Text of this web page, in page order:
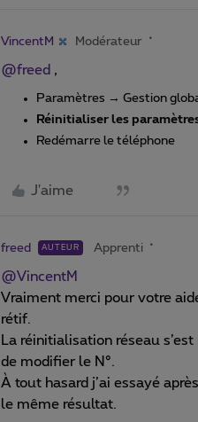
VincentM Modérateur
@freed ,
Paramètres → Gestion
Réinitialiser les
Redémarre le téléphone
J'aime
freed AUTEUR Apprenti
@VincentM
Vraiment merci pour votre
rétif.
La réinitialisation réseau
de modifier le N°.
À tout hasard j’ai essayé
le même résultat.